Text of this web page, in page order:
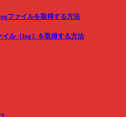
ファイルを取得する方法
イル（log）を取得する方法